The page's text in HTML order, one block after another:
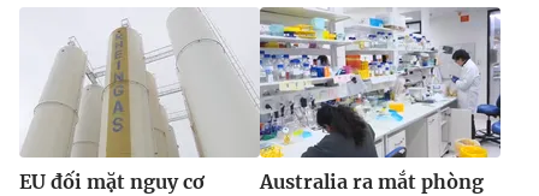
EU đối mặt nguy cơ
Australia ra mắt phòng